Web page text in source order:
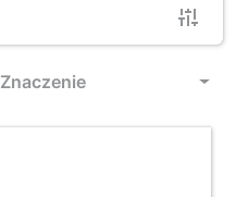
Znaczenie